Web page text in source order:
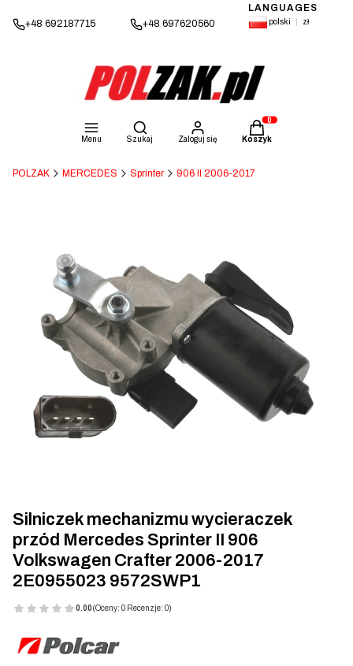
+48 692187715 +48 697620560
LANGUAGES
polski zł
Menu
Otwórz wyszukiwarkę
Szukaj Zaloguj się
Produkty w koszyku:
Koszyk
POLZAK MERCEDES Sprinter 906 II 2006-2017
Silniczek mechanizmu wycieraczek
przód Mercedes Sprinter II 906
Volkswagen Crafter 2006-2017
2E0955023 9572SWP1
0.00(Oceny: 0 Recenzje: 0)